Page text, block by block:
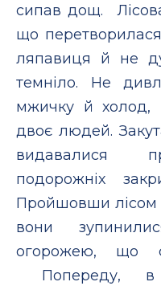
сипав дощ.
що
ляпавиця й не
темніло. Не
мжичку й холод,
двоє людей.
видавалися
подорожніх
Пройшовши лісом
вони
огорожею, що
Попереду, в